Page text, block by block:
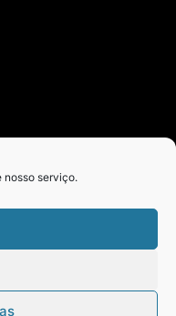
nosso serviço.
marketing